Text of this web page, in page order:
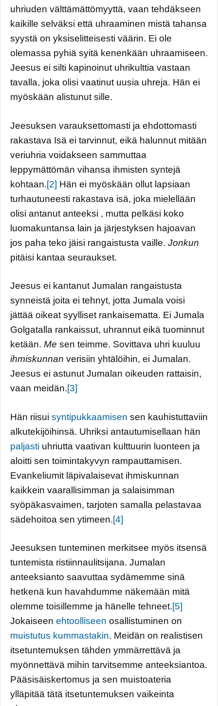
uhriuden välttämättömyyttä, vaan tehdäkseen
kaikille selväksi että uhraaminen mistä tahansa
syystä on yksiselitteisesti väärin. Ei ole
olemassa pyhiä syitä kenenkään uhraamiseen.
Jeesus ei silti kapinoinut uhrikulttia vastaan
tavalla, joka olisi vaatinut uusia uhreja. Hän ei
myöskään alistunut sille.
Jeesuksen varauksettomasti ja ehdottomasti
rakastava Isä ei tarvinnut, eikä halunnut mitään
veriuhria voidakseen sammuttaa
leppymättömän vihansa ihmisten syntejä
kohtaan.[2] Hän ei myöskään ollut lapsiaan
turhautuneesti rakastava isä, joka mielellään
olisi antanut anteeksi , mutta pelkäsi koko
luomakuntansa lain ja järjestyksen hajoavan
jos paha teko jäisi rangaistusta vaille. Jonkun
pitäisi kantaa seuraukset.
Jeesus ei kantanut Jumalan rangaistusta
synneistä joita ei tehnyt, jotta Jumala voisi
jättää oikeat syylliset rankaisematta. Ei Jumala
Golgatalla rankaissut, uhrannut eikä tuominnut
ketään. Me sen teimme. Sovittava uhri kuuluu
ihmiskunnan verisiin yhtälöihin, ei Jumalan.
Jeesus ei astunut Jumalan oikeuden rattaisin,
vaan meidän.[3]
Hän riisui syntipukkaamisen sen kauhistuttaviin
alkutekijöihinsä. Uhriksi antautumisellaan hän
paljasti uhriutta vaativan kulttuurin luonteen ja
aloitti sen toimintakyvyn rampauttamisen.
Evankeliumit läpivalaisevat ihmiskunnan
kaikkein vaarallisimman ja salaisimman
syöpäkasvaimen, tarjoten samalla pelastavaa
sädehoitoa sen ytimeen.[4]
Jeesuksen tunteminen merkitsee myös itsensä
tuntemista ristiinnaulitsijana. Jumalan
anteeksianto saavuttaa sydämemme sinä
hetkenä kun havahdumme näkemään mitä
olemme toisillemme ja hänelle tehneet.[5]
Jokaiseen ehtoolliseen osallistuminen on
muistutus kummastakin. Meidän on realistisen
itsetuntemuksen tähden ymmärrettävä ja
myönnettävä mihin tarvitsemme anteeksiantoa.
Pääsisäiskertomus ja sen muistoateria
ylläpitää tätä itsetuntemuksen vaikeinta